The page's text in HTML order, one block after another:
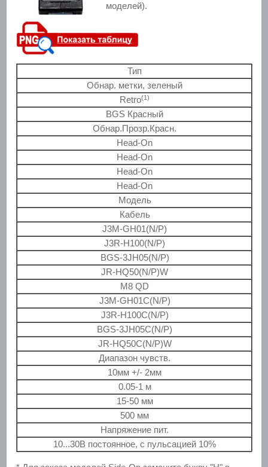
моделей).
Тип
Обнар. метки, зеленый
Retro(1)
BGS Красный
Обнар.Прозр.Красн.
Head-On
Head-On
Head-On
Head-On
Модель
Кабель
J3M-GH01(N/P)
J3R-H100(N/P)
BGS-3JH05(N/P)
JR-HQ50(N/P)W
М8 QD
J3M-GH01C(N/P)
J3R-H100C(N/P)
BGS-3JH05C(N/P)
JR-HQ50C(N/P)W
Диапазон чувств.
10мм +/- 2мм
0.05-1 м
15-50 мм
500 мм
Напряжение пит.
10...30В постоянное, с пульсацией 10%